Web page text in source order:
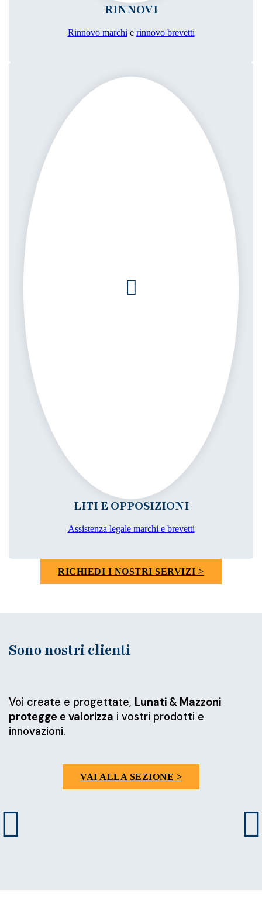
RINNOVI
Rinnovo marchie rinnovo brevetti
LITI E OPPOSIZIONI
Assistenza legale marchi e brevetti
RICHIEDI I NOSTRI SERVIZI >
Sono nostri clienti
Voi create e progettate, Lunati & Mazzoni
protegge e valorizza i vostri prodotti e
innovazioni.
VAI ALLA SEZIONE >